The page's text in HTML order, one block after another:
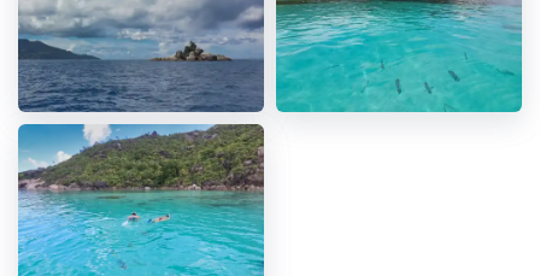
Si prega di fornire al momento della prenotazione:
sistemazione, data di partenza, capacità di nuotare,
taglia scarpe/pinne, eventuali extra richiesti e
preferenze alimentari/allergie